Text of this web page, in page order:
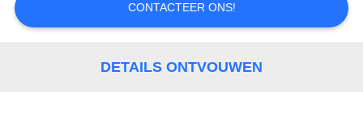
GEVALLEN
SITEMAP
CONTACTEER ONS!
DETAILS ONTVOUWEN